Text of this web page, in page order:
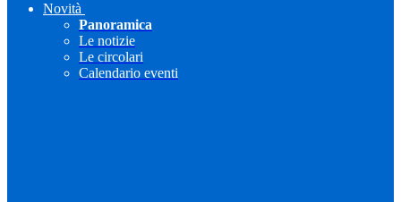
Novità
Panoramica
Le notizie
Le circolari
Calendario eventi